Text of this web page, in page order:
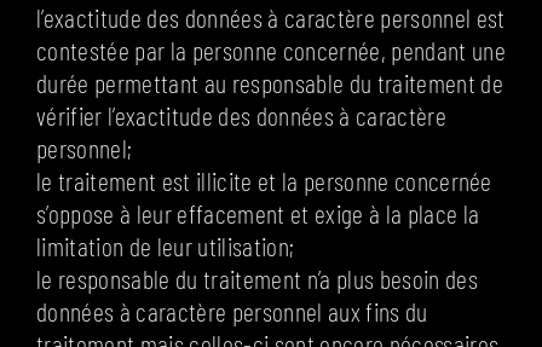
l’exactitude des données à caractère personnel est
contestée par la personne concernée, pendant une
durée permettant au responsable du traitement de
vérifier l’exactitude des données à caractère
personnel;
le traitement est illicite et la personne concernée
s’oppose à leur effacement et exige à la place la
limitation de leur utilisation;
le responsable du traitement n’a plus besoin des
données à caractère personnel aux fins du